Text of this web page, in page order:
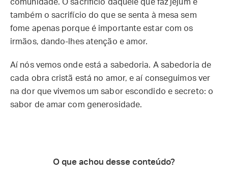
comunidade. O sacrifício daquele que faz jejum é
também o sacrifício do que se senta à mesa sem
fome apenas porque é importante estar com os
irmãos, dando-lhes atenção e amor.
Aí nós vemos onde está a sabedoria. A sabedoria de
cada obra cristã está no amor, e aí conseguimos ver
na dor que vivemos um sabor escondido e secreto: o
sabor de amar com generosidade.
O que achou desse conteúdo?